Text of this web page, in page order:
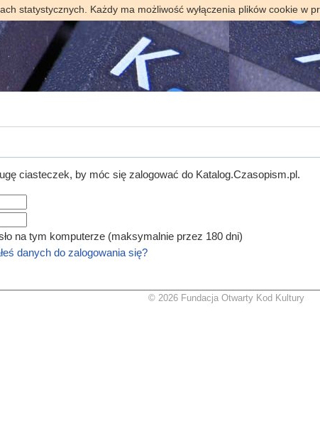
statystycznych. Każdy ma możliwość wyłączenia plików cookie w
ciasteczek, by móc się zalogować do Katalog.Czasopism.pl.
na tym komputerze (maksymalnie przez 180 dni)
danych do zalogowania się?
© 2026 Fundacja Otwarty Kod Kultury